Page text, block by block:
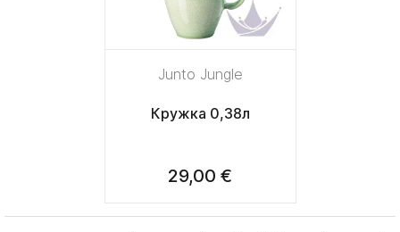
Junto Jungle
Кружка 0,38л
29,00 €